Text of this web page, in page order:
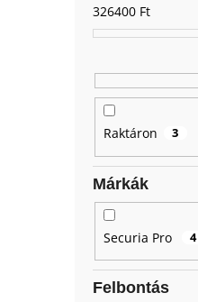
326400 Ft
Raktáron 3
Márkák
Securia Pro 4
Felbontás